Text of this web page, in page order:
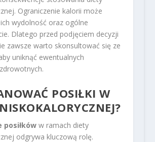
Ograniczenie kalorii może
wydolność oraz ogólne
Dlatego przed podjęciem decyzji
zawsze warto skonsultować się ze
uniknąć ewentualnych
POSIŁKI W
posiłkóww ramach diety
odgrywa kluczową rolę.